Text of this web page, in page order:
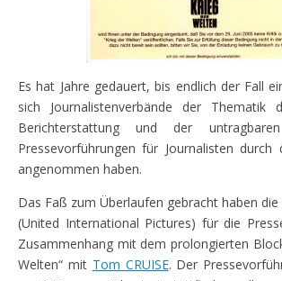
Es hat Jahre gedauert, bis endlich der Fall
sich Journalistenverbände der Thematik
Berichterstattung und der
Pressevorführungen für Journalisten durch
angenommen haben.
Das Faß zum Überlaufen gebracht haben
(United International Pictures) für die
Zusammenhang mit dem prolongierten
Welten“ mit Tom CRUISE. Der